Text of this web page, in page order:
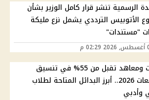
الرسمية تنشر قرار كامل الوزير بشأن
الأتوبيس الترددي يشمل نزع مليكة
"مستندات"
كليات ومعاهد تقبل من 55% في تنسيق
الجامعات 2026.. أبرز البدائل المتاحة لطلاب
وأدبي